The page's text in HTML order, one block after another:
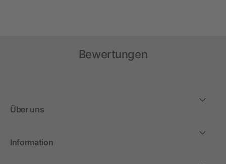
Bewertungen
Über uns
Information